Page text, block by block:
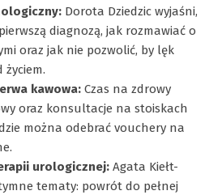
Dorota Dziedzic wyjaśni,
diagnozą, jak rozmawiać o
oraz jak nie pozwolić, by lęk
kawowa: Czas na zdrowy
oraz konsultacje na stoiskach
można odebrać vouchery na
urologicznej: Agata Kiełt-
tematy: powrót do pełnej